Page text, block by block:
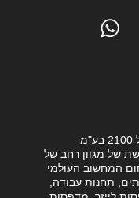
של מגוון רחב של
המחשוב העולמי
תחנות עבודה,